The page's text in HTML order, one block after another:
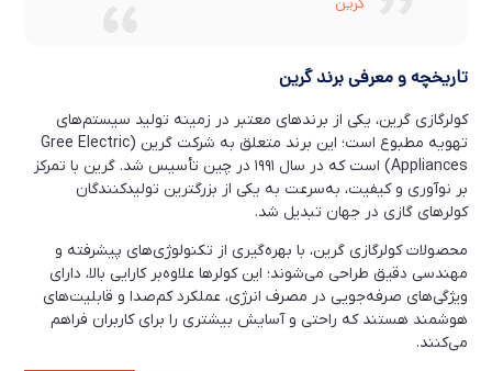
بهتره یا Midea؟
شهریور 21, 1403
معرفی کولر گازی دایکین: آیا اسپلیت Dikin خوب
است؟
مقایسه کولرگازی دایکین با جی پلاس: اسپلیت
Dikin بهتره یا GPlus؟
تاریخچه و معرفی برند گرین
کولرگازی گرین، یکی از برندهای معتبر در زمینه تولید سیستم‌های
تهویه مطبوع است؛ این برند متعلق به شرکت گرین (Gree Electric
Appliances) است که در سال ۱۹۹۱ در چین تأسیس شد. گرین با تمرکز
بر نوآوری و کیفیت، به‌سرعت به یکی از بزرگترین تولیدکنندگان
کولرهای گازی در جهان تبدیل شد.
محصولات کولرگازی گرین، با بهره‌گیری از تکنولوژی‌های پیشرفته و
مهندسی دقیق طراحی می‌شوند؛ این کولرها علاوه‌بر کارایی بالا، دارای
ویژگی‌های صرفه‌جویی در مصرف انرژی، عملکرد کم‌صدا و قابلیت‌های
هوشمند هستند که راحتی و آسایش بیشتری را برای کاربران فراهم
می‌کنند.